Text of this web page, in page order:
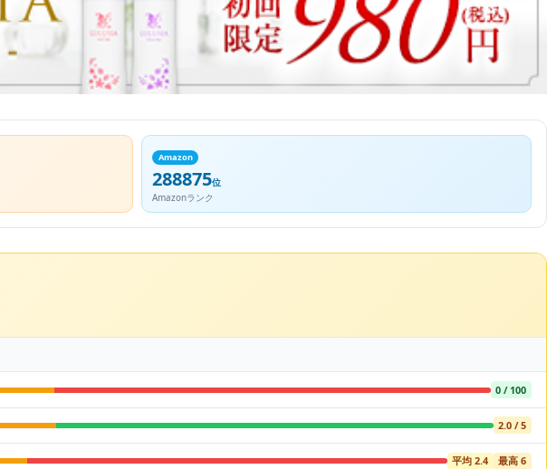
Amazon
288875位
Amazonランク
0 / 100
2.0 / 5
平均 2.4 最高 6